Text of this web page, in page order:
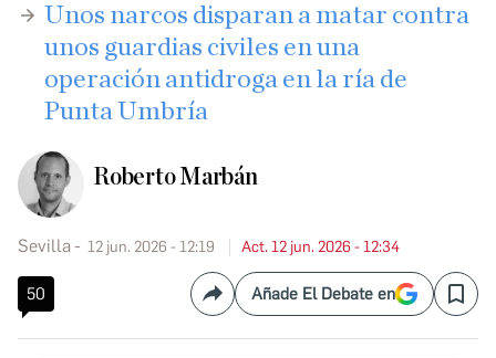
Unos narcos disparan a matar contra
unos guardias civiles en una
operación antidroga en la ría de
Punta Umbría
Roberto Marbán
Sevilla 12 jun. 2026 - 12:19 Act. 12 jun. 2026 - 12:34
50 CompartirAñade El Debate en Save